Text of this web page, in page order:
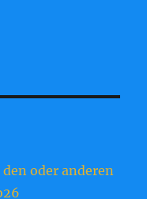
oder anderen